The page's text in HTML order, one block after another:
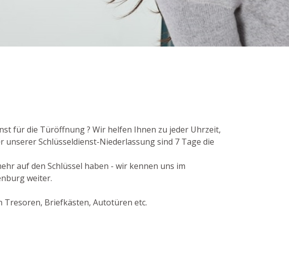
für die Türöffnung ? Wir helfen Ihnen zu jeder Uhrzeit,
Schlüsseldienst-Niederlassung sind 7 Tage die
auf den Schlüssel haben - wir kennen uns im
weiter.
Tresoren, Briefkästen, Autotüren etc.